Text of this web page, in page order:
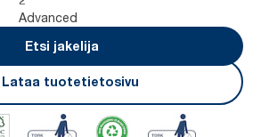
Advanced
Etsi jakelija
Lataa tuotetietosivu